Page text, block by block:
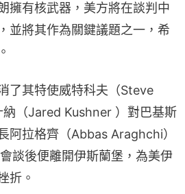
擁有核武器，美方將在談判中
並將其作為關鍵議題之一，希
了其特使威特科夫（Steve
（Jared Kushner ）對巴基斯
阿拉格齊（Abbas Araghchi）
談後便離開伊斯蘭堡，為美伊
折。